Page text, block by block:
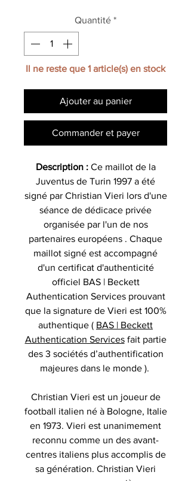
Quantité *
Il ne reste que 1 article(s) en stock
Ajouter au panier
Commander et payer
Description :Ce maillot de la
Juventus de Turin 1997 a été
signé par Christian Vieri lors d'une
séance de dédicace privée
organisée par l'un de nos
partenaires européens . Chaque
maillot signé est accompagné
d'un certificat d'authenticité
officiel BAS | Beckett
Authentication Services prouvant
que la signature de Vieri est 100%
authentique ( BAS | Beckett
Authentication Servicesfait partie
des 3 sociétés d’authentification
majeures dans le monde ).
Christian Vieri est un joueur de
football italien né à Bologne, Italie
en 1973. Vieri est unanimement
reconnu comme un des avant-
centres italiens plus accomplis de
sa génération. Christian Vieri